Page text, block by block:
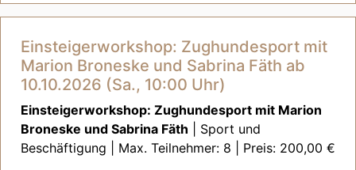
Einsteigerworkshop: Zughundesport mit
Marion Broneske und Sabrina Fäth ab
10.10.2026 (Sa., 10:00 Uhr)
Einsteigerworkshop: Zughundesport mit Marion
Broneske und Sabrina Fäth | Sport und
Beschäftigung | Max. Teilnehmer: 8 | Preis: 200,00 €